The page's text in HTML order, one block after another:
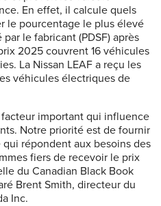
En effet, il calcule quels
le pourcentage le plus élevé
le fabricant (PDSF) après
2025 couvrent 16 véhicules
La Nissan LEAF a reçu les
véhicules électriques de
important qui influence
Notre priorité est de fournir
répondent aux besoins des
fiers de recevoir le prix
du Canadian Black Book
Brent Smith, directeur du
Inc.